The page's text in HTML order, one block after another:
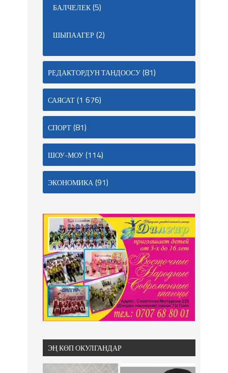
БАЛЧЕЛЕК(5)
ШЫПААГЕР(2)
РЕДАКТОРДУН ТАНДООСУ(81)
САЯСАТ(1 676)
СПОРТ(81)
ШОУ-МОУ(114)
ЭКОНОМИКА(91)
ЭҢ КӨП ОКУЛГАНДАР